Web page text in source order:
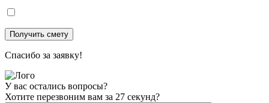
Спасибо за заявку!
У вас остались вопросы?
Хотите перезвоним вам за 27 секунд?